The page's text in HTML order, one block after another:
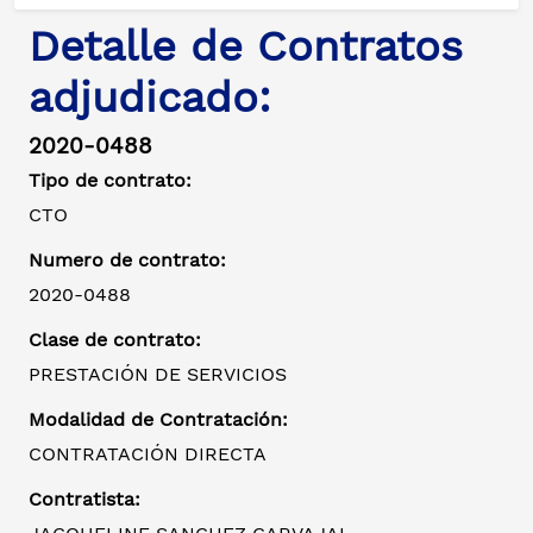
Detalle de Contratos
adjudicado:
2020-0488
Tipo de contrato:
CTO
Numero de contrato:
2020-0488
Clase de contrato:
PRESTACIÓN DE SERVICIOS
Modalidad de Contratación:
CONTRATACIÓN DIRECTA
Contratista: